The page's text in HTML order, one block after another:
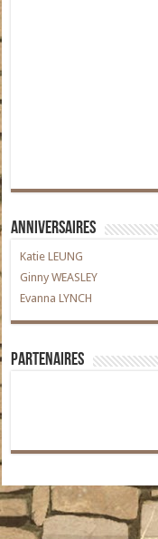
Anniversaires
Katie LEUNG
Ginny WEASLEY
Evanna LYNCH
Partenaires